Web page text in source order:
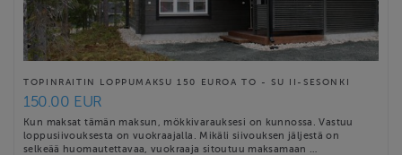
TOPINRAITIN LOPPUMAKSU 150 EUROA TO - SU II-SESONKI
150.00 EUR
Kun maksat tämän maksun, mökkivarauksesi on kunnossa. Vastuu
loppusiivouksesta on vuokraajalla. Mikäli siivouksen jäljestä on
selkeää huomautettavaa, vuokraaja sitoutuu maksamaan …